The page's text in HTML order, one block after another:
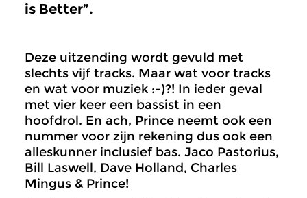
is Better”.
Deze uitzending wordt gevuld met
slechts vijf tracks. Maar wat voor tracks
en wat voor muziek :-)?! In ieder geval
met vier keer een bassist in een
hoofdrol. En ach, Prince neemt ook een
nummer voor zijn rekening dus ook een
alleskunner inclusief bas. Jaco Pastorius,
Bill Laswell, Dave Holland, Charles
Mingus & Prince!